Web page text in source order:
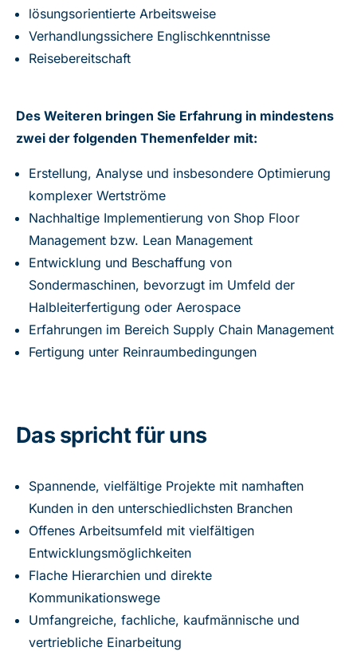
lösungsorientierte Arbeitsweise
Verhandlungssichere Englischkenntnisse
Reisebereitschaft
Des Weiteren bringen Sie Erfahrung in mindestens
zwei der folgenden Themenfelder mit:
Erstellung, Analyse und insbesondere Optimierung
komplexer Wertströme
Nachhaltige Implementierung von Shop Floor
Management bzw. Lean Management
Entwicklung und Beschaffung von
Sondermaschinen, bevorzugt im Umfeld der
Halbleiterfertigung oder Aerospace
Erfahrungen im Bereich Supply Chain Management
Fertigung unter Reinraumbedingungen
Das spricht für uns
Spannende, vielfältige Projekte mit namhaften
Kunden in den unterschiedlichsten Branchen
Offenes Arbeitsumfeld mit vielfältigen
Entwicklungsmöglichkeiten
Flache Hierarchien und direkte
Kommunikationswege
Umfangreiche, fachliche, kaufmännische und
vertriebliche Einarbeitung